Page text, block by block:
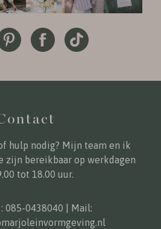
hulp nodig? Mijn team en ik
zijn bereikbaar op werkdagen
tot 18.00 uur.
085-0438040 | Mail: